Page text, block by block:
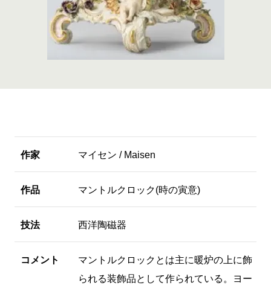
作家 マイセン / Maisen
作品 マントルクロック(時の寅意)
技法 西洋陶磁器
コメント
マントルクロックとは主に暖炉の上に飾
られる装飾品として作られている。ヨー